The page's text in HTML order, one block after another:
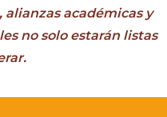
académicas y
no solo estarán listas